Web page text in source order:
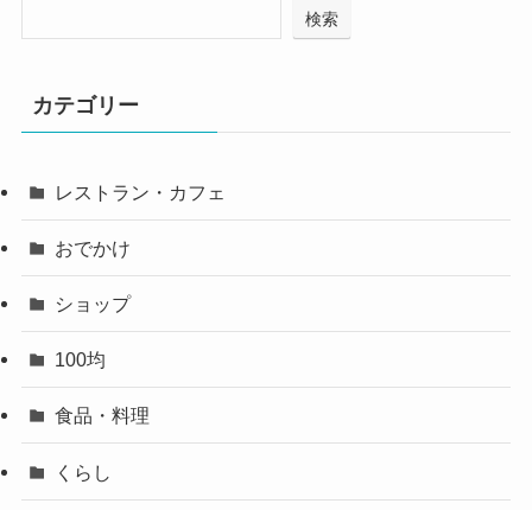
検索
カテゴリー
レストラン・カフェ
おでかけ
ショップ
100均
食品・料理
くらし